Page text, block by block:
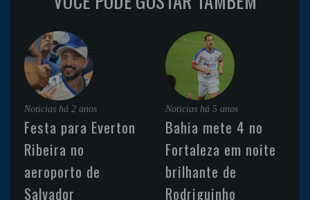
Noticias há 2 anos
Festa para Everton
Ribeira no
aeroporto de
Salvador
Noticias há 5 anos
Bahia mete 4 no
Fortaleza em noite
brilhante de
Rodriguinho